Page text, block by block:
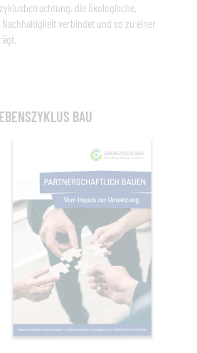
die ökologische,
verbindet und so zu einer
BAU